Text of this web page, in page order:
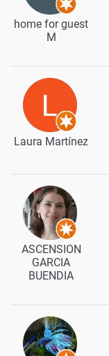
home for guest
M
Laura Martínez
ASCENSION
GARCIA
BUENDIA